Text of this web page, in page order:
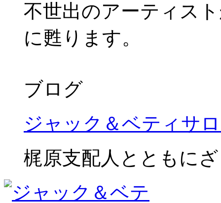
不世出のアーティス
に甦ります。
ブログ
ジャック＆ベティサ
梶原支配人とともに